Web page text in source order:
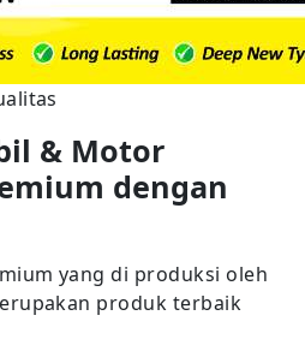
& Motor
dengan
yang di produksi oleh
produk terbaik